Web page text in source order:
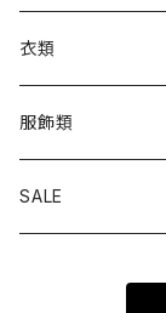
衣類
トップス
カットソー
ボトムス
服飾類
バッグ
SALE